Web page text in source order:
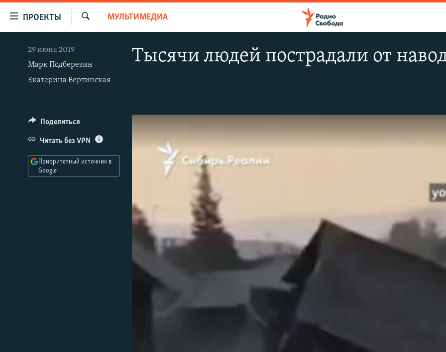
доступа
основному
Вернутся
навигации
Вернутся
ПРОЕКТЫ
ПРОГРАММЫ
ПОДКАСТЫ
АВТОРСКИЕ ПРОЕКТЫ
ЦИТАТЫ СВОБОДЫ
МНЕНИЯ
КУЛЬТУРА
IDEL.РЕАЛИИ
КАВКАЗ.РЕАЛИИ
МУЛЬТИМЕДИА
Тысячи людей пострадали от
29 июня 2019
Марк Подберезин
Екатерина Вертинская
Поделиться
Читать без VPN
Приоритетный источник в
Google